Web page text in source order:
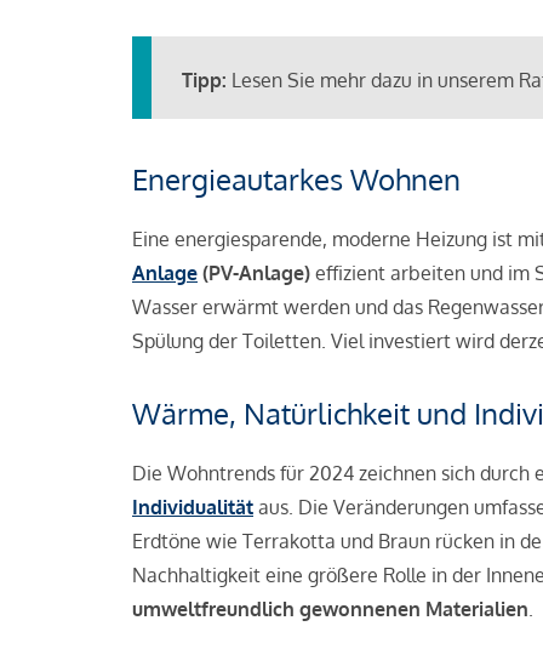
Tipp: Lesen Sie mehr dazu in unserem
Energieautarkes Wohnen
Eine energiesparende, moderne Heizung ist
Anlage (PV-Anlage) effizient arbeiten und im
Wasser erwärmt werden und das
Spülung der Toiletten. Viel investiert wird
Wärme, Natürlichkeit und
Die Wohntrends für 2024 zeichnen sich
Individualität aus. Die Veränderungen
Erdtöne wie Terrakotta und Braun rücken in
Nachhaltigkeit eine größere Rolle in der
umweltfreundlich gewonnenen Materialien